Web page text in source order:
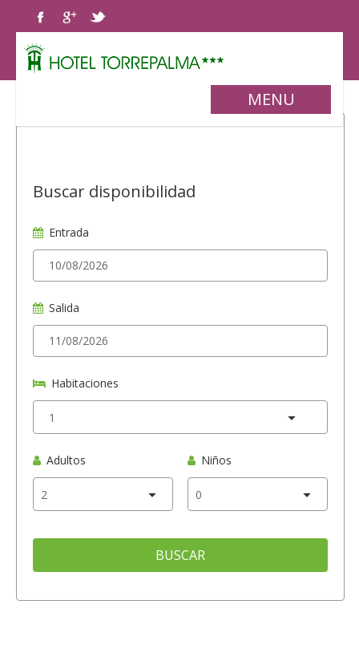
MENU
Buscar disponibilidad
Entrada
Salida
Habitaciones
Adultos Niños
BUSCAR